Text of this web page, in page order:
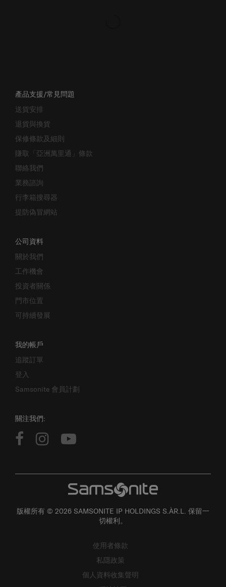
產品支援/常見問題
送貨安排
退貨與換貨
保修條款及細則
賺取「亞洲萬里通」條款
聯絡我們
業務諮詢
行李箱搜尋器
提防偽冒網站
公司資料
關於我們
工作機會
投資者關係
門市位置
可持續發展
我的帳戶
追蹤訂單
登入
Samsonite 會員計劃
關注我們:
版權所有 © 2026 SAMSONITE IP HOLDINGS S.ÀR.L. 保留一
切權利。
使用者條款
私隱政策
個人資料收集聲明